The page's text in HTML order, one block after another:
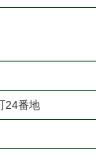
24番地